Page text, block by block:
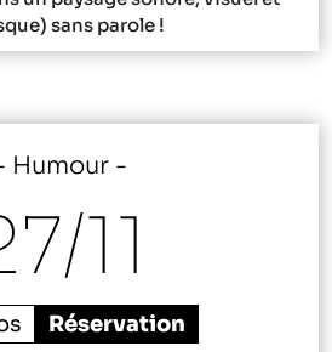
sans parole !
Humour
11
Réservation